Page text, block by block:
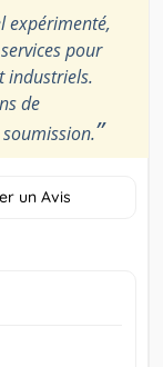
expérimenté,
pour
industriels.
de
”
un Avis